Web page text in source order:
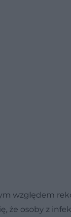
względem
że osoby z